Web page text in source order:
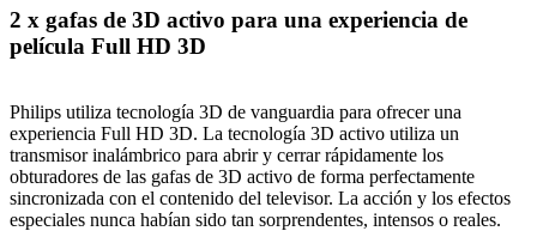
2 x gafas de 3D activo para una experiencia de
película Full HD 3D
Philips utiliza tecnología 3D de vanguardia para ofrecer una
experiencia Full HD 3D. La tecnología 3D activo utiliza un
transmisor inalámbrico para abrir y cerrar rápidamente los
obturadores de las gafas de 3D activo de forma perfectamente
sincronizada con el contenido del televisor. La acción y los efectos
especiales nunca habían sido tan sorprendentes, intensos o reales.